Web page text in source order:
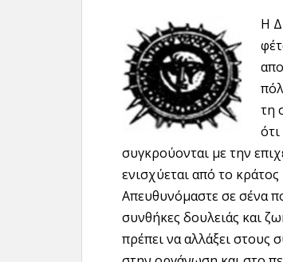
Η
τη
συγκρούονται με την
ενισχύεται από το
Απευθυνόμαστε σε σένα
συνθήκες δουλειάς και
πρέπει να αλλάξει στους